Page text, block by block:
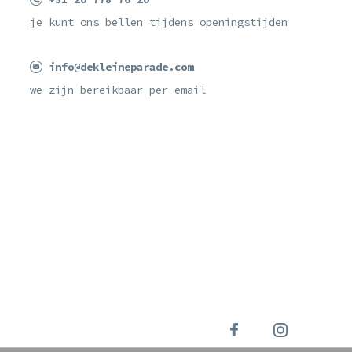
je kunt ons bellen tijdens openingstijden
info@dekleineparade.com
we zijn bereikbaar per email